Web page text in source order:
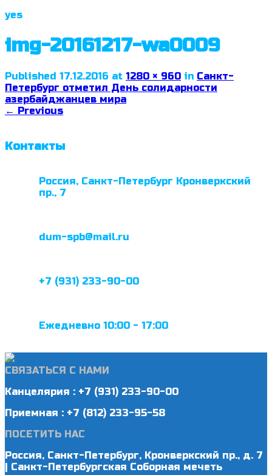
yes
img-20161217-wa0009
Published 17.12.2016 at 1280 × 960 in Санкт-
Петербург отметил День солидарности
азербайджанцев мира
← Previous
Контакты
Россия, Санкт-Петербург Кронверкский
пр., 7
dum-spb@mail.ru
+7 (931) 233-90-00
Ежедневно 10:00 - 17:00
СВЯЗАТЬСЯ С НАМИ
Канцелярия : +7 (931) 233-90-00
Приемная : +7 (812) 233-95-58
ПОСЕТИТЬ НАС
Россия, Санкт-Петербург, Кронверкский пр., д. 7
| Санкт-Петербургская Соборная мечеть